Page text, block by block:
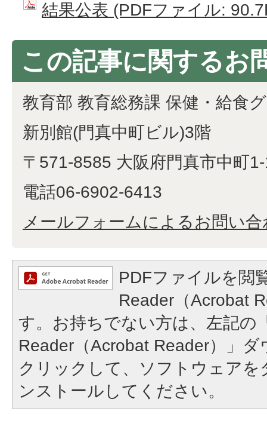
結果公表 (PDFファイル:
この記事に関するお
教育部 教育総務課 保健・給食
新別館(門真中町ビル)3階
〒571-8585 大阪府門真市中町
電話06-6902-6413
メールフォームによるお問い合
PDFファイルを閲
Reader（Acrobat
す。お持ちでない方は、左記の
Reader（Acrobat Reader）」
クリックして、ソフトウェア
ンストールしてください。